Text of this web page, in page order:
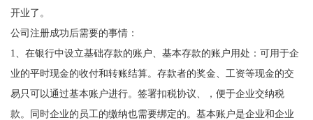
开业了。
公司注册成功后需要的事情：
1、在银行中设立基础存款的账户、基本存款的账户用处：可用于企
业的平时现金的收付和转账结算。存款者的奖金、工资等现金的交
易只可以通过基本账户进行。签署扣税协议、，便于企业交纳税
款。同时企业的员工的缴纳也需要绑定的。基本账户是企业和企业